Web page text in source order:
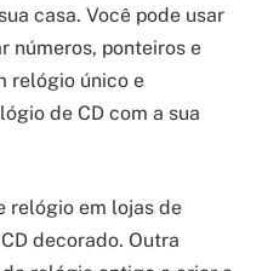
casa. Você pode usar
números, ponteiros e
relógio único e
de CD com a sua
relógio em lojas de
decorado. Outra